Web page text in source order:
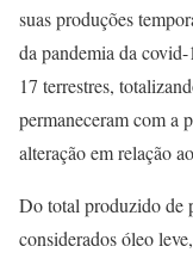
suas produções
da pandemia da
17 terrestres,
permaneceram com a
alteração em relação
Do total produzido de
considerados óleo